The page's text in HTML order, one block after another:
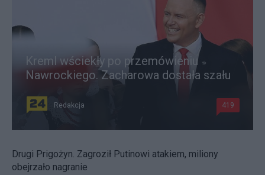
Kreml wściekły po przemówieniu
Nawrockiego. Zacharowa dostała szału
Redakcja 419
Drugi Prigożyn. Zagroził Putinowi atakiem, miliony
obejrzało nagranie